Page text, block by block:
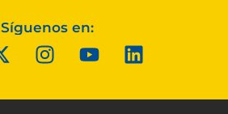
Síguenos en: